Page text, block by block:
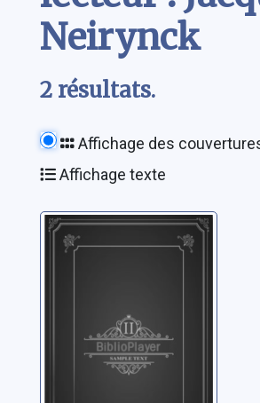
Neirynck
2 résultats.
Affichage des
Affichage texte
Où vont les
autoroutes de
Lausanne
Neirynck, Jacques